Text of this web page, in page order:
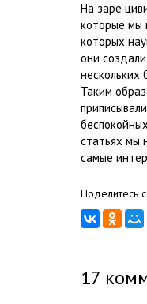
На заре
которые мы
которых
они
нескольких
Таким
статьях мы
самые
Поделитесь
17